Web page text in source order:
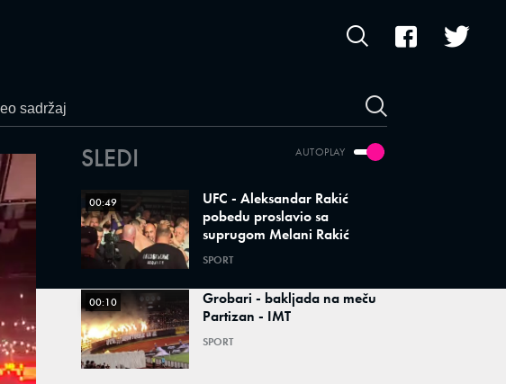
AUTOPLAY
SLEDI
00:49
UFC - Aleksandar Rakić
pobedu proslavio sa
suprugom Melani Rakić
SPORT
00:10
Grobari - bakljada na meču
Partizan - IMT
SPORT